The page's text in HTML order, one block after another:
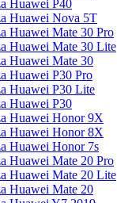
Huawei P40
Huawei Nova 5T
Huawei Mate 30 Pro
Huawei Mate 30 Lite
Huawei Mate 30
Huawei P30 Pro
Huawei P30 Lite
Huawei P30
Huawei Honor 9X
Huawei Honor 8X
Huawei Honor 7s
Huawei Mate 20 Pro
Huawei Mate 20 Lite
Huawei Mate 20